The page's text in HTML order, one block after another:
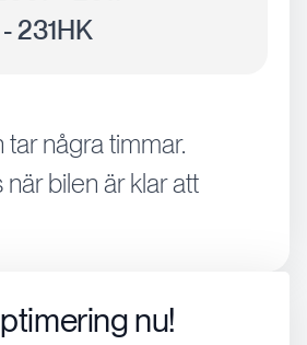
231HK
några timmar.
bilen är klar att
nu!